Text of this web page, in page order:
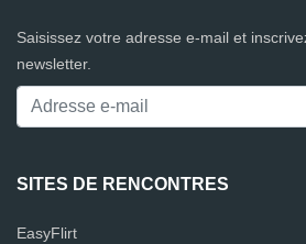
Saisissez votre adresse e-mail et
newsletter.
SITES DE RENCONTRES
EasyFlirt